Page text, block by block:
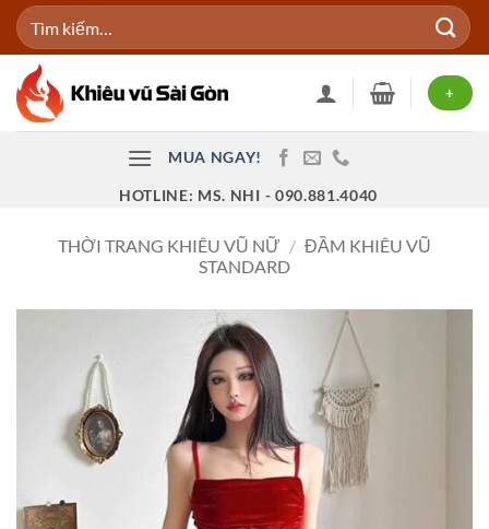
Bỏ
qua
dung
Tìm
kiếm:
+
MUA NGAY!
HOTLINE: MS. NHI - 090.881.4040
THỜI TRANG KHIÊU VŨ NỮ / ĐẦM KHIÊU VŨ
STANDARD